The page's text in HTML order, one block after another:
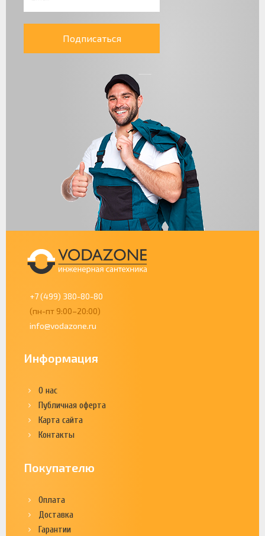
Подписаться
+7 (499) 380-80-80
(пн-пт 9:00–20:00)
info@vodazone.ru
Информация
О нас
Публичная оферта
Карта сайта
Контакты
Покупателю
Оплата
Доставка
Гарантии